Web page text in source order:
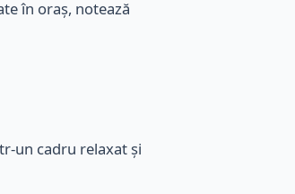
în oraș, notează
un cadru relaxat și